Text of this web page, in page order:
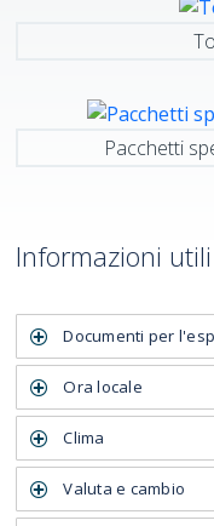
Pacchetti
Informazioni utili
Documenti per
Ora locale
Clima
Valuta e cambio